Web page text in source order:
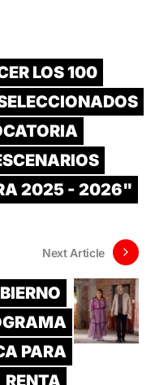
LOS 100
2025 - 2026"
Next Article
PARA
RENTA